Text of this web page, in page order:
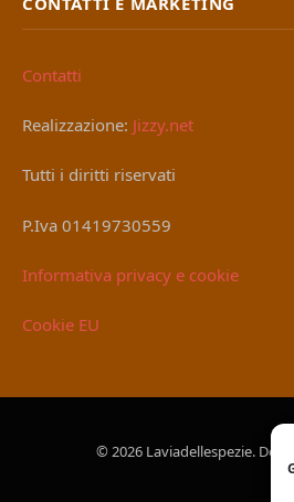
Contatti
Realizzazione: Jizzy.net
Tutti i diritti riservati
P.Iva 01419730559
Informativa privacy e cookie
Cookie EU
© 2026 Laviadellespezie.